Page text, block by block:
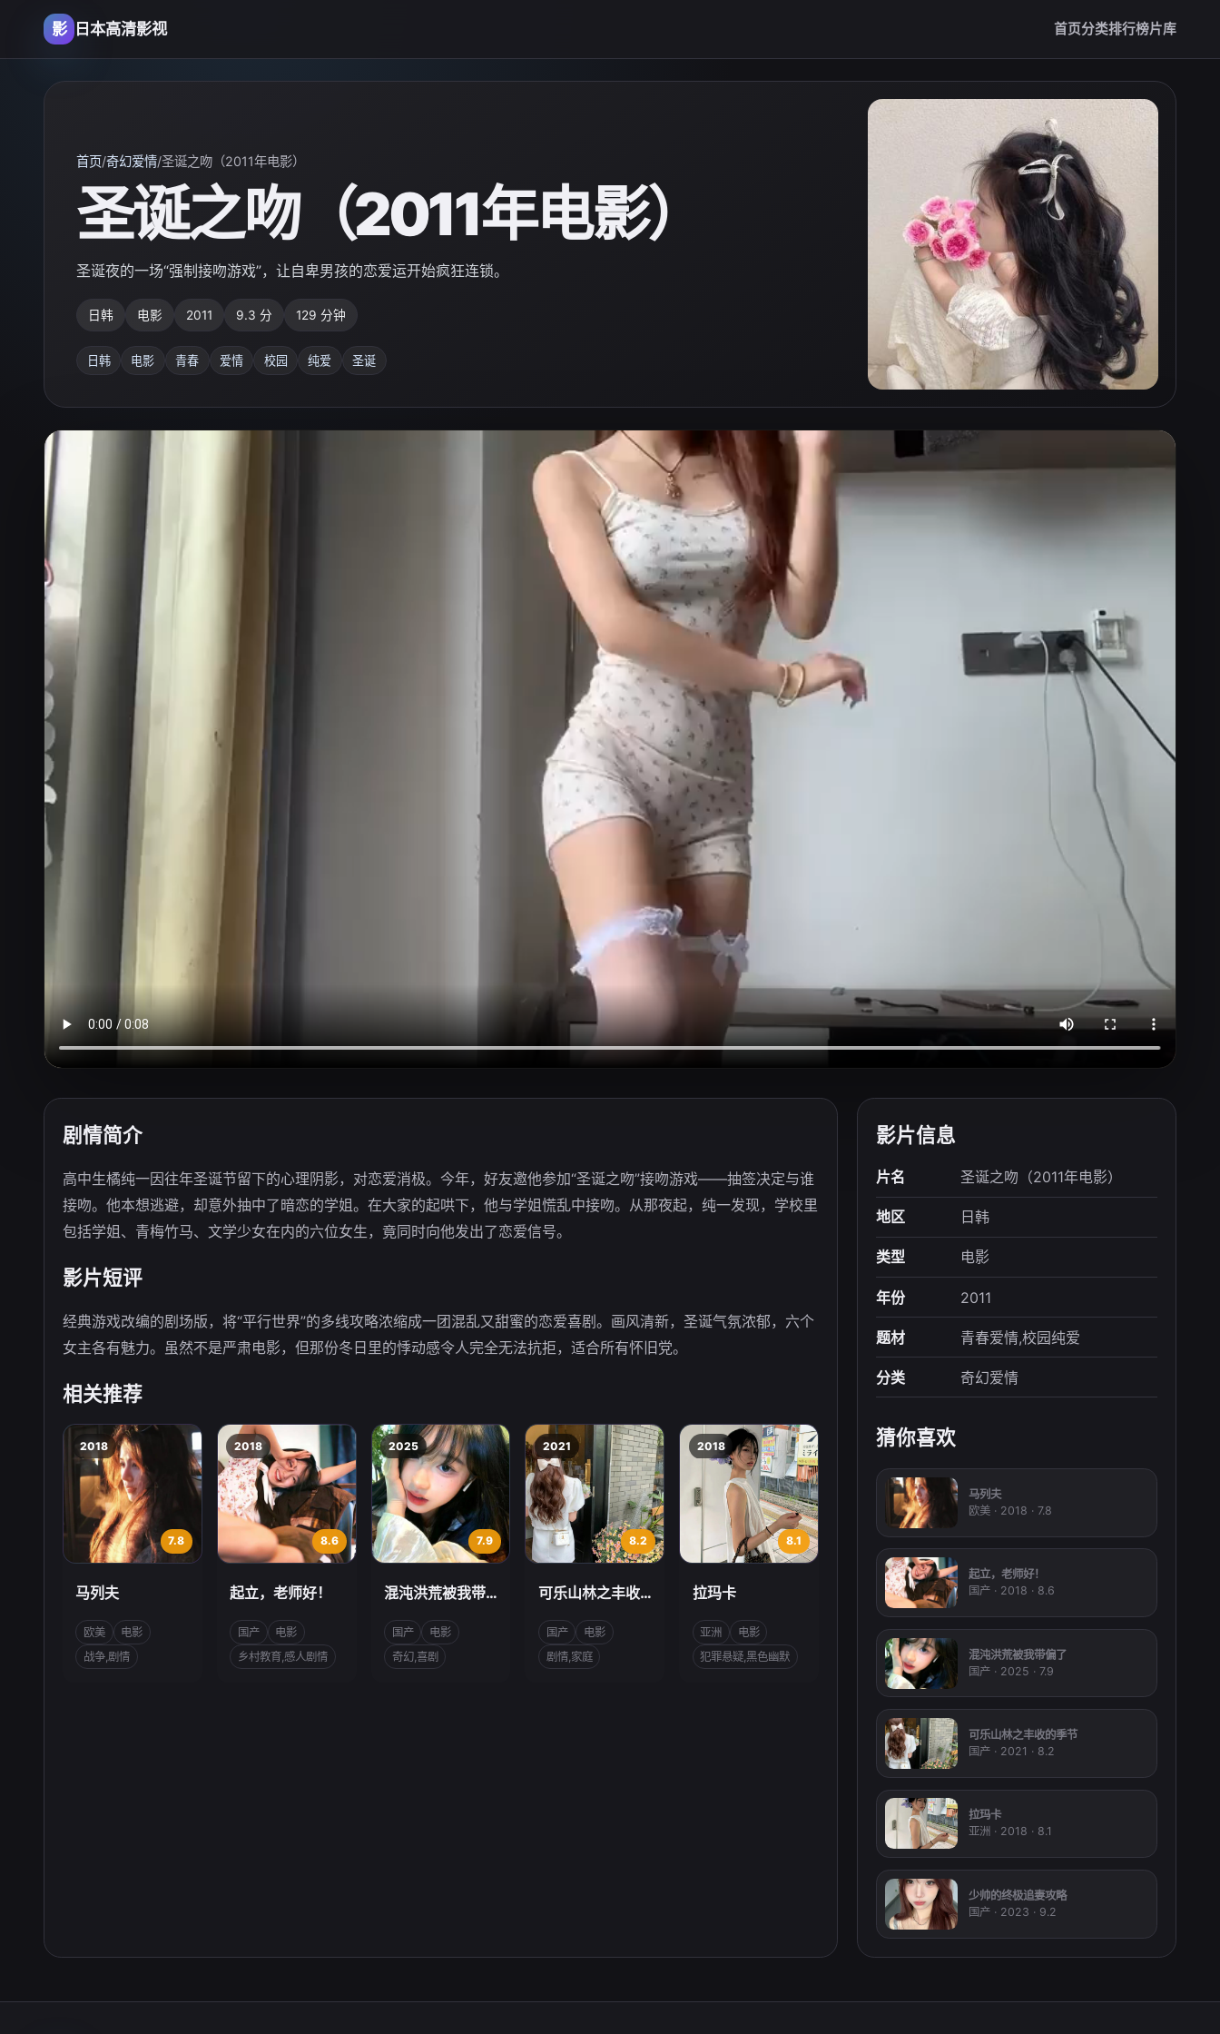
影 日本高清影视 首页分类排行榜片库
首页/奇幻爱情/圣诞之吻（2011年电影）
圣诞之吻（2011年电影）
圣诞夜的一场“强制接吻游戏”，让自卑男孩的恋爱运开始疯狂连锁。
日韩 电影 2011 9.3 分 129 分钟
日韩 电影 青春 爱情 校园 纯爱 圣诞
剧情简介
高中生橘纯一因往年圣诞节留下的心理阴影，对恋爱消极。今年，好友邀他参加“圣诞之吻”接吻游戏——抽签决定与谁
接吻。他本想逃避，却意外抽中了暗恋的学姐。在大家的起哄下，他与学姐慌乱中接吻。从那夜起，纯一发现，学校里
包括学姐、青梅竹马、文学少女在内的六位女生，竟同时向他发出了恋爱信号。
影片短评
经典游戏改编的剧场版，将“平行世界”的多线攻略浓缩成一团混乱又甜蜜的恋爱喜剧。画风清新，圣诞气氛浓郁，六个
女主各有魅力。虽然不是严肃电影，但那份冬日里的悸动感令人完全无法抗拒，适合所有怀旧党。
相关推荐
2018
7.8
马列夫
欧美
电影
战争,剧情
2018
8.6
起立，老师好！
国产
电影
乡村教育,感人剧情
2025
7.9
混沌洪荒被我带
偏了
国产
电影
奇幻,喜剧
2021
8.2
可乐山林之丰收
的季节
国产
电影
剧情,家庭
2018
8.1
拉玛卡
亚洲
电影
犯罪悬疑,黑色幽默
影片信息
片名 圣诞之吻（2011年电影）
地区 日韩
类型 电影
年份 2011
题材 青春爱情,校园纯爱
分类 奇幻爱情
猜你喜欢
马列夫
欧美 · 2018 · 7.8
起立，老师好！
国产 · 2018 · 8.6
混沌洪荒被我带偏了
国产 · 2025 · 7.9
可乐山林之丰收的季节
国产 · 2021 · 8.2
拉玛卡
亚洲 · 2018 · 8.1
少帅的终极追妻攻略
国产 · 2023 · 9.2